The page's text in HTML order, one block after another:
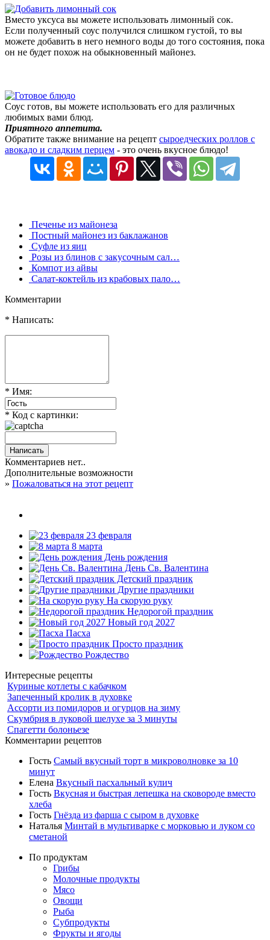
Вместо уксуса вы можете использовать лимонный сок.
Если полученный соус получился слишком густой, то вы
можете добавить в него немного воды до того состояния, пока
он не будет похож на обыкновенный майонез.
Соус готов, вы можете использовать его для различных
любимых вами блюд.
Приятного аппетита.
Обратите также внимание на рецепт сыроедческих роллов с
авокадо и сладким перцем - это очень вкусное блюдо!
Печенье из майонеза
Постный майонез из баклажанов
Суфле из яиц
Розы из блинов с закусочным сал…
Компот из айвы
Салат-коктейль из крабовых пало…
Комментарии
* Написать:
* Имя:
* Код с картинки:
Комментариев нет..
Дополнительные возможности
» Пожаловаться на этот рецепт
23 февраля
8 марта
День рождения
День Св. Валентина
Детский праздник
Другие праздники
На скорую руку
Недорогой праздник
Новый год 2027
Пасха
Просто праздник
Рождество
Интересные рецепты
Куриные котлеты с кабачком
Запеченный кролик в духовке
Ассорти из помидоров и огурцов на зиму
Скумбрия в луковой шелухе за 3 минуты
Спагетти болоньезе
Комментарии рецептов
Гость Самый вкусный торт в микроволновке за 10
минут
Елена Вкусный пасхальный кулич
Гость Вкусная и быстрая лепешка на сковороде вместо
хлеба
Гость Гнёзда из фарша с сыром в духовке
Наталья Минтай в мультиварке с морковью и луком со
сметаной
По продуктам
Грибы
Молочные продукты
Мясо
Овощи
Рыба
Субпродукты
Фрукты и ягоды